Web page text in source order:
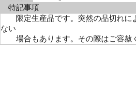
特記事項
限定生産品です。突然の品切れに
ない
場合もあります。その際はご容赦